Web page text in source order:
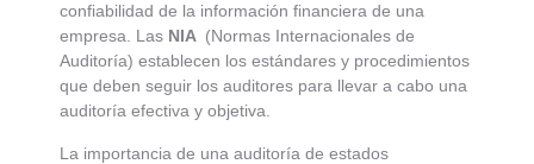
confiabilidad de la información financiera de una
empresa. Las NIA (Normas Internacionales de
Auditoría) establecen los estándares y procedimientos
que deben seguir los auditores para llevar a cabo una
auditoría efectiva y objetiva.
La importancia de una auditoría de estados